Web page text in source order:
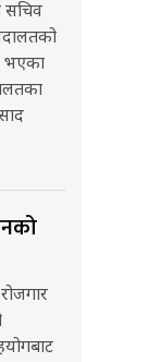
सचिव
भएका